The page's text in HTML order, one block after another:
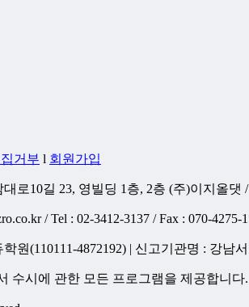
거부 l 회원가입
로10길 23, 영빌딩 1층, 2층 (주)이지올댓
/ Tel : 02-3412-3137 / Fax : 070-4275-
원(110111-4872192) | 신고기관명 : 강남
수시에 관한 모든 프로그램을 제공합니다.